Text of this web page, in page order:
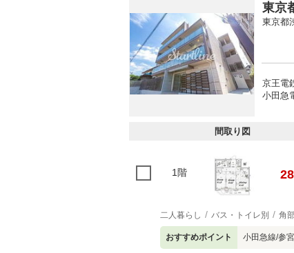
東京
東京都
京王電
小田急
間取り図
1階
二人暮らし バス・トイレ別 角
おすすめポイント 小田急線/参